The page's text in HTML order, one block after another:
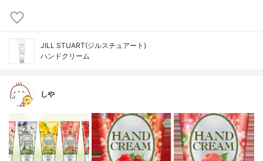
JILL STUART(ジルスチュアート)
ハンドクリーム
しや